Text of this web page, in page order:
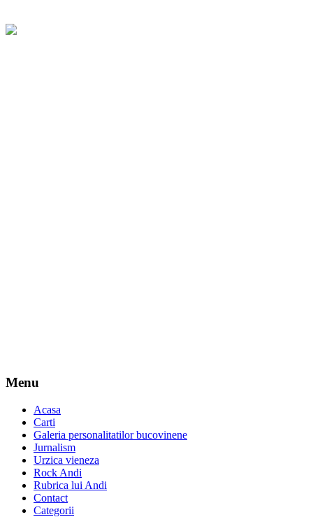
Menu
Acasa
Carti
Galeria personalitatilor bucovinene
Jurnalism
Urzica vieneza
Rock Andi
Rubrica lui Andi
Contact
Categorii